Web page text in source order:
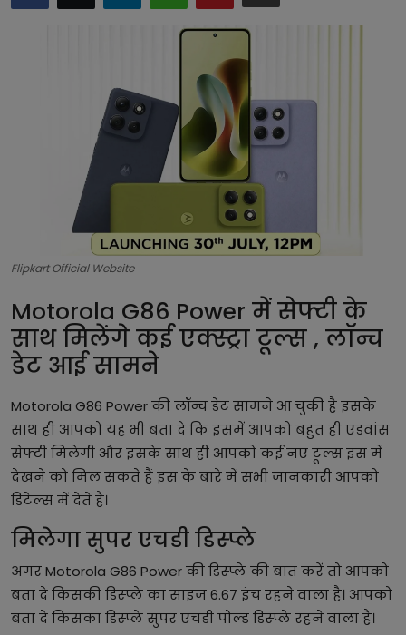
Flipkart Official Website
Motorola G86 Power में सेफ्टी के
साथ मिलेंगे कई एक्स्ट्रा टूल्स , लॉन्च
डेट आई सामने
Motorola G86 Power की लॉन्च डेट सामने आ चुकी है इसके
साथ ही आपको यह भी बता दे कि इसमें आपको बहुत ही एडवांस
सेफ्टी मिलेगी और इसके साथ ही आपको कई नए टूल्स इस में
देखने को मिल सकते हैं इस के बारे में सभी जानकारी आपको
डिटेल्स में देते हैं।
मिलेगा सुपर एचडी डिस्प्ले
अगर Motorola G86 Power की डिस्प्ले की बात करें तो आपको
बता दे किसकी डिस्प्ले का साइज 6.67 इंच रहने वाला है। आपको
बता दे किसका डिस्प्ले सुपर एचडी पोल्ड डिस्प्ले रहने वाला है।